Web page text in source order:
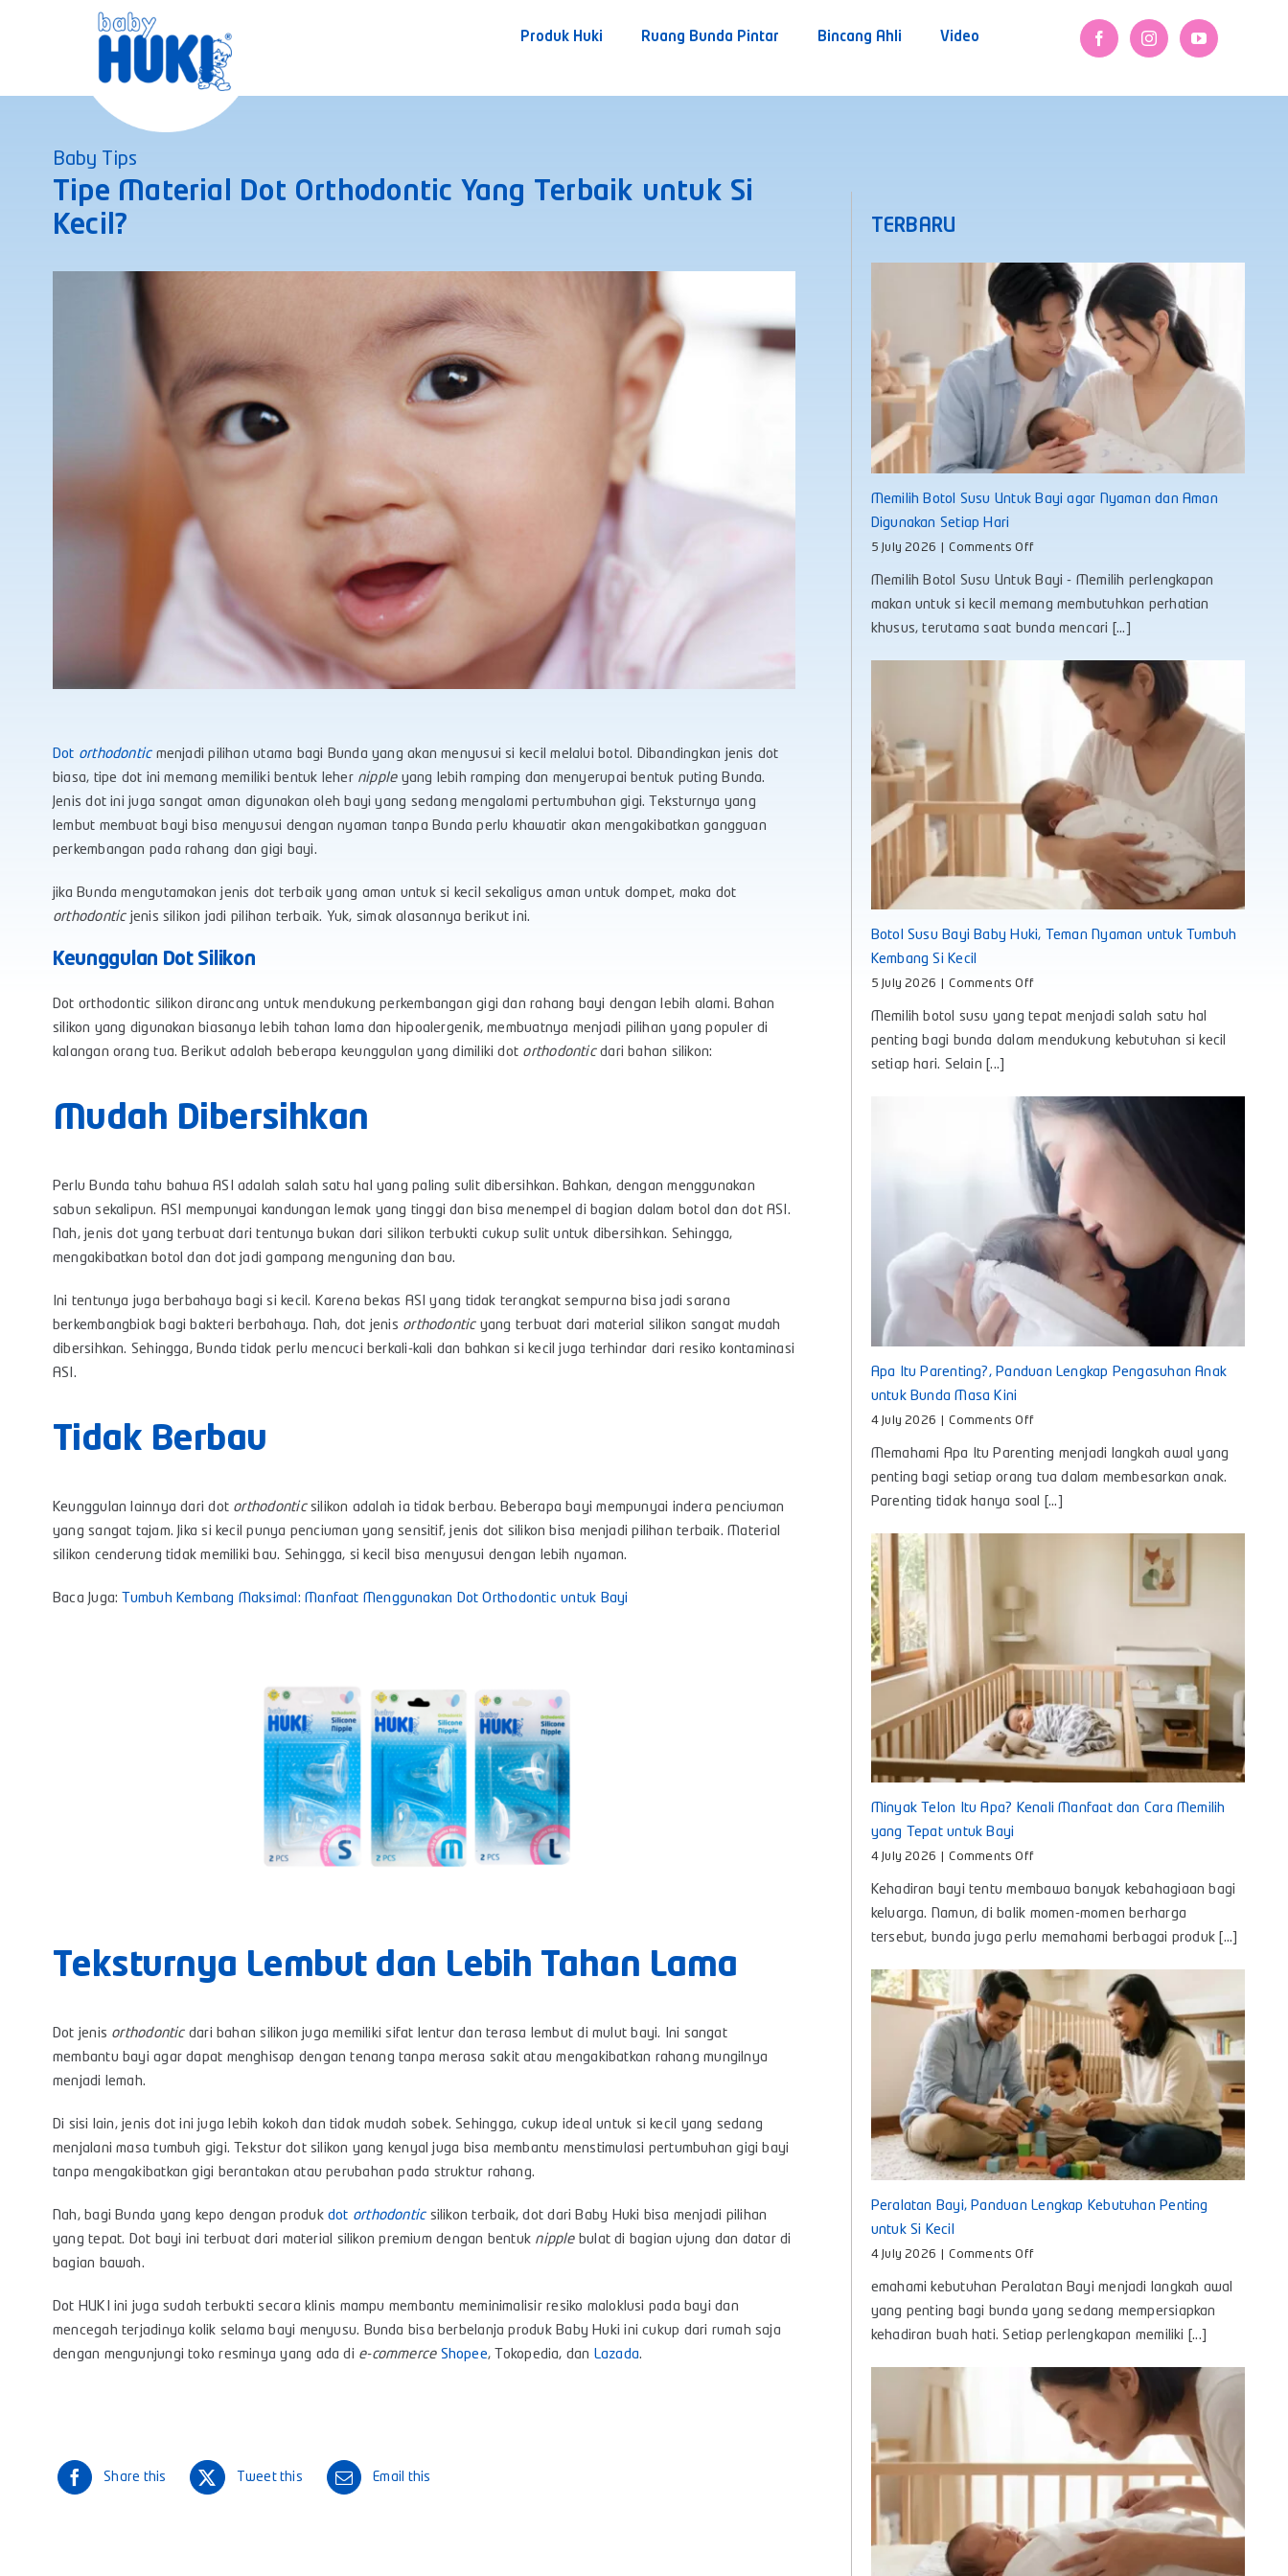
Produk Huki Ruang Bunda Pintar Bincang Ahli Video
Baby Tips
Tipe Material Dot Orthodontic Yang Terbaik untuk Si
Kecil?
Dot orthodonticmenjadi pilihan utama bagi Bunda yang akan menyusui si kecil melalui botol. Dibandingkan jenis dot
biasa, tipe dot ini memang memiliki bentuk leher nippleyang lebih ramping dan menyerupai bentuk puting Bunda.
Jenis dot ini juga sangat aman digunakan oleh bayi yang sedang mengalami pertumbuhan gigi. Teksturnya yang
lembut membuat bayi bisa menyusui dengan nyaman tanpa Bunda perlu khawatir akan mengakibatkan gangguan
perkembangan pada rahang dan gigi bayi.
jika Bunda mengutamakan jenis dot terbaik yang aman untuk si kecil sekaligus aman untuk dompet, maka dot
orthodonticjenis silikon jadi pilihan terbaik. Yuk, simak alasannya berikut ini.
Keunggulan Dot Silikon
Dot orthodontic silikon dirancang untuk mendukung perkembangan gigi dan rahang bayi dengan lebih alami. Bahan
silikon yang digunakan biasanya lebih tahan lama dan hipoalergenik, membuatnya menjadi pilihan yang populer di
kalangan orang tua. Berikut adalah beberapa keunggulan yang dimiliki dot orthodonticdari bahan silikon:
Mudah Dibersihkan
Perlu Bunda tahu bahwa ASI adalah salah satu hal yang paling sulit dibersihkan. Bahkan, dengan menggunakan
sabun sekalipun. ASI mempunyai kandungan lemak yang tinggi dan bisa menempel di bagian dalam botol dan dot ASI.
Nah, jenis dot yang terbuat dari tentunya bukan dari silikon terbukti cukup sulit untuk dibersihkan. Sehingga,
mengakibatkan botol dan dot jadi gampang menguning dan bau.
Ini tentunya juga berbahaya bagi si kecil. Karena bekas ASI yang tidak terangkat sempurna bisa jadi sarana
berkembangbiak bagi bakteri berbahaya. Nah, dot jenis orthodonticyang terbuat dari material silikon sangat mudah
dibersihkan. Sehingga, Bunda tidak perlu mencuci berkali-kali dan bahkan si kecil juga terhindar dari resiko kontaminasi
ASI.
Tidak Berbau
Keunggulan lainnya dari dot orthodonticsilikon adalah ia tidak berbau. Beberapa bayi mempunyai indera penciuman
yang sangat tajam. Jika si kecil punya penciuman yang sensitif, jenis dot silikon bisa menjadi pilihan terbaik. Material
silikon cenderung tidak memiliki bau. Sehingga, si kecil bisa menyusui dengan lebih nyaman.
Baca Juga: Tumbuh Kembang Maksimal: Manfaat Menggunakan Dot Orthodontic untuk Bayi
Teksturnya Lembut dan Lebih Tahan Lama
Dot jenis orthodontic dari bahan silikon juga memiliki sifat lentur dan terasa lembut di mulut bayi. Ini sangat
membantu bayi agar dapat menghisap dengan tenang tanpa merasa sakit atau mengakibatkan rahang mungilnya
menjadi lemah.
Di sisi lain, jenis dot ini juga lebih kokoh dan tidak mudah sobek. Sehingga, cukup ideal untuk si kecil yang sedang
menjalani masa tumbuh gigi. Tekstur dot silikon yang kenyal juga bisa membantu menstimulasi pertumbuhan gigi bayi
tanpa mengakibatkan gigi berantakan atau perubahan pada struktur rahang.
Nah, bagi Bunda yang kepo dengan produk dot orthodonticsilikon terbaik, dot dari Baby Huki bisa menjadi pilihan
yang tepat. Dot bayi ini terbuat dari material silikon premium dengan bentuk nipple bulat di bagian ujung dan datar di
bagian bawah.
Dot HUKI ini juga sudah terbukti secara klinis mampu membantu meminimalisir resiko maloklusi pada bayi dan
mencegah terjadinya kolik selama bayi menyusu. Bunda bisa berbelanja produk Baby Huki ini cukup dari rumah saja
dengan mengunjungi toko resminya yang ada di e-commerce Shopee, Tokopedia, dan Lazada.
Share this Tweet this Email this
TERBARU
Memilih Botol Susu Untuk Bayi agar Nyaman dan Aman
Digunakan Setiap Hari
5 July 2026 Comments Offon
Botol
Susu
Nyaman
Memilih Botol Susu Untuk Bayi - Memilih perlengkapan
makan untuk si kecil memang membutuhkan perhatian
khusus, terutama saat bunda mencari [...]
Botol Susu Bayi Baby Huki, Teman Nyaman untuk Tumbuh
Kembang Si Kecil
5 July 2026 Comments Offon
Susu
Bayi
Nyaman
untuk
Tumbuh
Kembang
Si
Kecil
Memilih botol susu yang tepat menjadi salah satu hal
penting bagi bunda dalam mendukung kebutuhan si kecil
setiap hari. Selain [...]
Apa Itu Parenting?, Panduan Lengkap Pengasuhan Anak
untuk Bunda Masa Kini
4 July 2026 Comments Offon
Itu
Parenting?,
Panduan
Lengkap
Memahami Apa Itu Parenting menjadi langkah awal yang
penting bagi setiap orang tua dalam membesarkan anak.
Parenting tidak hanya soal [...]
Minyak Telon Itu Apa? Kenali Manfaat dan Cara Memilih
yang Tepat untuk Bayi
4 July 2026 Comments Offon
Telon
Itu
Cara
Memilih
yang
Tepat
untuk
Bayi
Kehadiran bayi tentu membawa banyak kebahagiaan bagi
keluarga. Namun, di balik momen-momen berharga
tersebut, bunda juga perlu memahami berbagai produk [...]
Peralatan Bayi, Panduan Lengkap Kebutuhan Penting
untuk Si Kecil
4 July 2026 Comments Offon
Bayi,
Panduan
Lengkap
Kebutuhan
untuk
Si
Kecil
emahami kebutuhan Peralatan Bayi menjadi langkah awal
yang penting bagi bunda yang sedang mempersiapkan
kehadiran buah hati. Setiap perlengkapan memiliki [...]